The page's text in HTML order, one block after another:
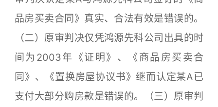
品房买卖合同》真实、合法有效是错误的。
（二）原审判决仅凭鸿源先科公司出具的时
间为2003年《证明》、《商品房买卖合
同》、《置换房屋协议书》继而认定某A已
支付大部分购房款是错误的。（三）原审判